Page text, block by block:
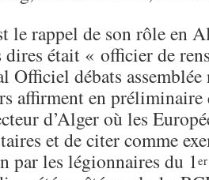
le rappel de son rôle en
dires était « officier de
Officiel débats
affirment en préliminaire
d’Alger où les
et de citer comme
par les légionnaires du 1er